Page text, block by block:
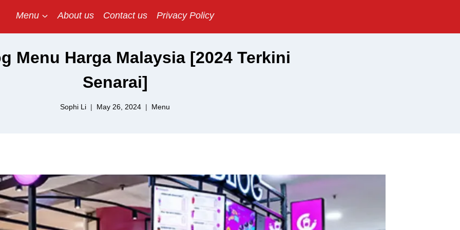
Menu About us Contact us Privacy Policy
Menu Harga Malaysia [2024 Terkini
Senarai]
Sophi Li May 26, 2024 Menu